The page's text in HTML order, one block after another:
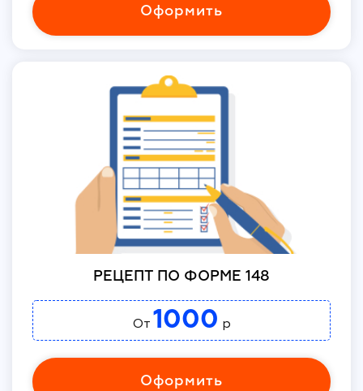
Оформить
РЕЦЕПТ ПО ФОРМЕ 148
От 1000 р
Оформить